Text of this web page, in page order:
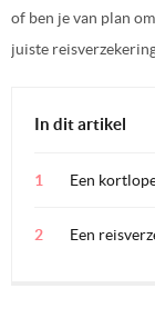
of ben je van plan
juiste
In dit artikel
Een
Een